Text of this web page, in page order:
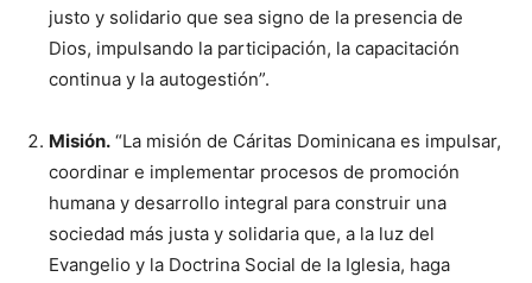
justo y solidario que sea signo de la presencia de
Dios, impulsando la participación, la capacitación
continua y la autogestión”.
Misión. “La misión de Cáritas Dominicana es impulsar,
coordinar e implementar procesos de promoción
humana y desarrollo integral para construir una
sociedad más justa y solidaria que, a la luz del
Evangelio y la Doctrina Social de la Iglesia, haga